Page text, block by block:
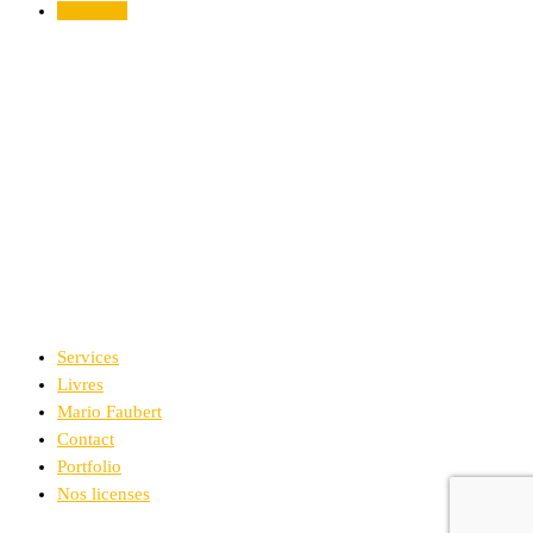
Services
Livres
Mario Faubert
Contact
Portfolio
Nos licenses